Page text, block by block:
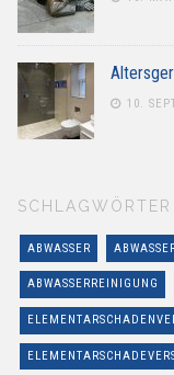
10.
SCHLAGWÖRTER
ABWASSER
ABWASSERREINIGUNG